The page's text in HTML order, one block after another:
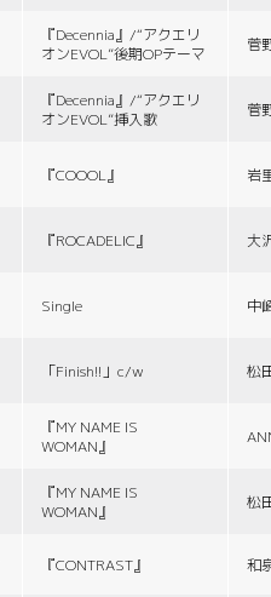
『Decennia』/“アクエリ
オンEVOL”後期OPテーマ
菅
『Decennia』/“アクエリ
オンEVOL”挿入歌
菅
『COOOL』 岩
『ROCADELIC』 大
Single 中
「Finish!!」c/w 松
『MY NAME IS
WOMAN』
『MY NAME IS
WOMAN』
松
『CONTRAST』 和